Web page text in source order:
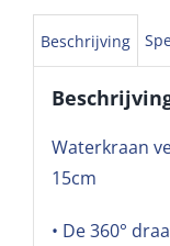
Beschrijving
Waterkraan
15cm
• De 360°